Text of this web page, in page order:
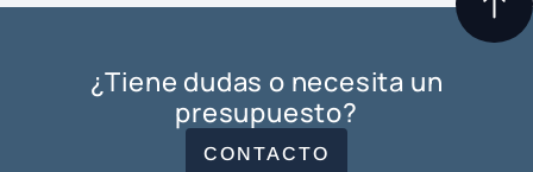
¿Tiene dudas o necesita un
presupuesto?
CONTACTO